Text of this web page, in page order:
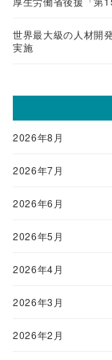
世界最大級の人材開
実施
2026年8月
2026年7月
2026年6月
2026年5月
2026年4月
2026年3月
2026年2月